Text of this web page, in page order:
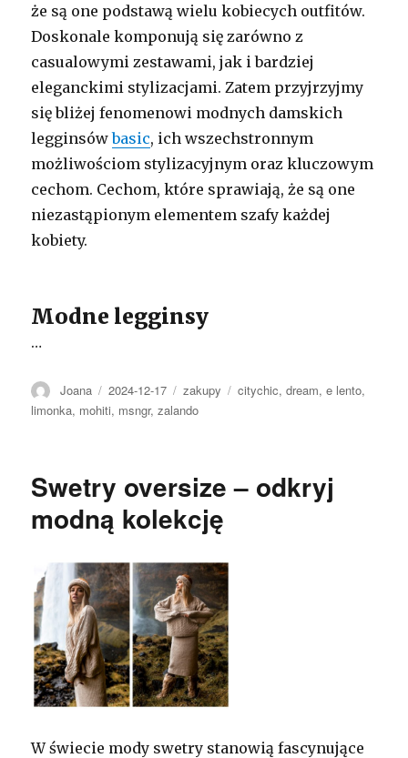
że są one podstawą wielu kobiecych outfitów.
Doskonale komponują się zarówno z
casualowymi zestawami, jak i bardziej
eleganckimi stylizacjami. Zatem przyjrzyjmy
się bliżej fenomenowi modnych damskich
legginsówbasic, ich wszechstronnym
możliwościom stylizacyjnym oraz kluczowym
cechom. Cechom, które sprawiają, że są one
niezastąpionym elementem szafy każdej
kobiety.
Modne legginsy
…
Autor
Joana Opublikowano
2024-12-17 Kategorie
zakupy Tagi
citychic,dream,e lento,
limonka, mohiti, msngr,zalando
Swetry oversize – odkryj
modną kolekcję
W świecie mody swetry stanowią fascynujące